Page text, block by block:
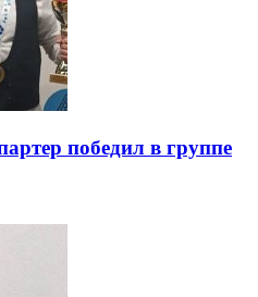
победил в группе